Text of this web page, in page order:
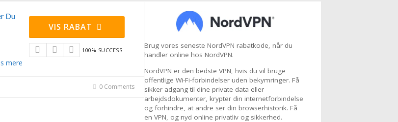
Du
mere
VIS RABAT
100% SUCCESS
0 Comments
Brug vores seneste NordVPN rabatkode, når du
handler online hos NordVPN.
NordVPN er den bedste VPN, hvis du vil bruge
offentlige Wi-Fi-forbindelser uden bekymringer. Få
sikker adgang til dine private data eller
arbejdsdokumenter, krypter din internetforbindelse
og forhindre, at andre ser din browserhistorik. Få
en VPN, og nyd online privatliv og sikkerhed.